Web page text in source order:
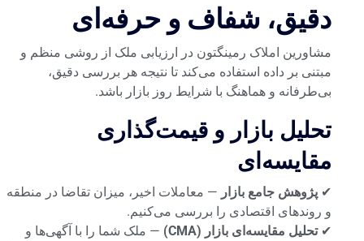
دقیق، شفاف و حرفه‌ای
مشاورین املاک رمینگتون در ارزیابی ملک از روشی منظم و
مبتنی بر داده استفاده می‌کند تا نتیجه هر بررسی دقیق،
بی‌طرفانه و هماهنگ با شرایط روز بازار باشد.
تحلیل بازار و قیمت‌گذاری
مقایسه‌ای
پژوهش جامع بازار — معاملات اخیر، میزان تقاضا در منطقه
و روندهای اقتصادی را بررسی می‌کنیم.
تحلیل مقایسه‌ای بازار (CMA)
— ملک شما را با آگهی‌ها و